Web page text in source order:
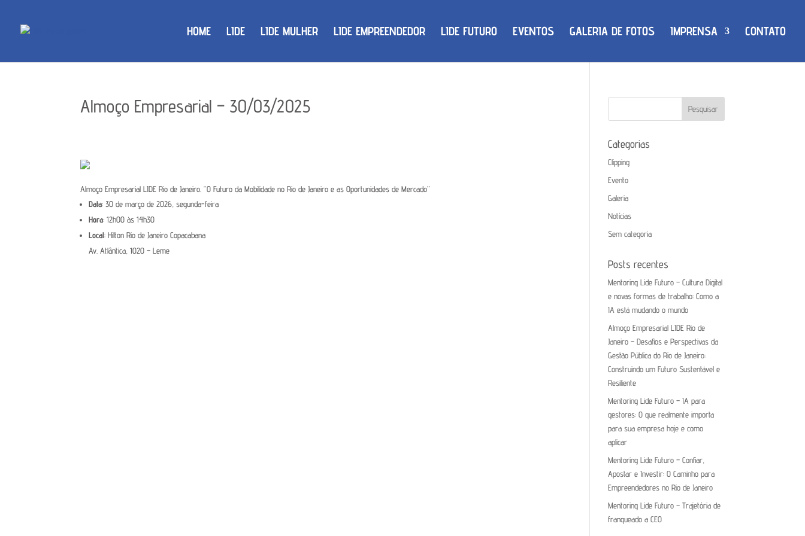
HOME LIDE LIDE MULHER LIDE EMPREENDEDOR LIDE FUTURO EVENTOS GALERIA DE FOTOS IMPRENSA CONTATO
Almoço Empresarial – 30/03/2025
Almoço Empresarial LIDE Rio de Janeiro.“O Futuro da Mobilidade no Rio de Janeiro e as Oportunidades de Mercado”
Data:30 de marçode 2026,segunda-feira
Hora:12h00 às 14h30
Local: Hilton Rio de Janeiro Copacabana
Av. Atlântica, 1020 – Leme
Categorias
Clipping
Evento
Galeria
Notícias
Sem categoria
Posts recentes
Mentoring Lide Futuro – Cultura Digital
e novas formas de trabalho: Como a
IA está mudando o mundo
Almoço Empresarial LIDE Rio de
Janeiro – Desafios e Perspectivas da
Gestão Pública do Rio de Janeiro:
Construindo um Futuro Sustentável e
Resiliente
Mentoring Lide Futuro – IA para
gestores: O que realmente importa
para sua empresa hoje e como
aplicar
Mentoring Lide Futuro – Confiar,
Apostar e Investir: O Caminho para
Empreendedores no Rio de Janeiro
Mentoring Lide Futuro – Trajetória de
franqueado a CEO